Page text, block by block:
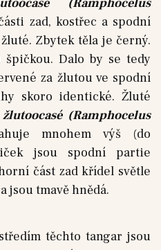
(Ramphocelus
zad, kostřec a spodní
Zbytek těla je černý.
Dalo by se tedy
za žlutou ve spodní
skoro identické. Žluté
(Ramphocelus
mnohem výš (do
jsou spodní partie
část zad křídel světle
jsou tmavě hnědá.
těchto tangar jsou